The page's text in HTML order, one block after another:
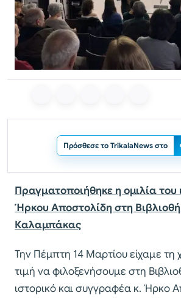
Πρόσθεσε το TrikalaNews στο
Πραγματοποιήθηκε η ομιλία του
Ήρκου Αποστολίδη στη
Καλαμπάκας
Την Πέμπτη 14 Μαρτίου είχαμε τη
τιμή να φιλοξενήσουμε στη
ιστορικό και συγγραφέα κ. Ήρκο